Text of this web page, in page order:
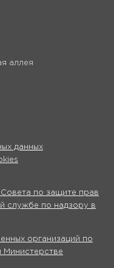
аллея
данных
по защите прав
службе по надзору в
организаций по
Министерстве